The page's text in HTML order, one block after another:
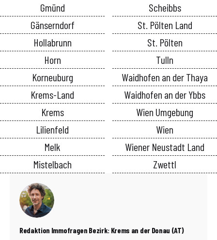
Gmünd
Gänserndorf
Hollabrunn
Horn
Korneuburg
Krems-Land
Krems
Lilienfeld
Melk
Mistelbach
Scheibbs
St. Pölten Land
St. Pölten
Tulln
Waidhofen an der Thaya
Waidhofen an der Ybbs
Wien Umgebung
Wien
Wiener Neustadt Land
Zwettl
Redaktion Immofragen Bezirk: Krems an der Donau (AT)